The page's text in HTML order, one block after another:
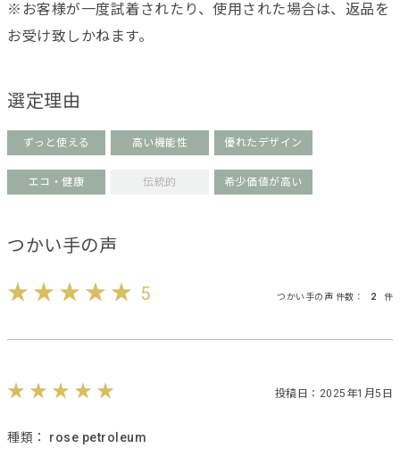
※お客様が一度試着されたり、使用された場合は、返品を
お受け致しかねます。
選定理由
ずっと使える 高い機能性 優れたデザイン
エコ・健康 伝統的 希少価値が高い
つかい手の声
5 つかい手の声 件数： 2 件
投稿日：2025年1月5日
種類： rose petroleum